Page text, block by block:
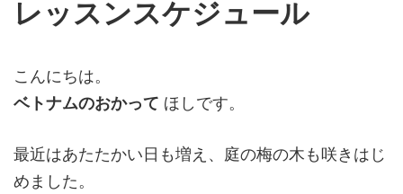
レッスンスケジュール
こんにちは。
ベトナムのおかって ほしです。
最近はあたたかい日も増え、庭の梅の木も咲きはじ
めました。